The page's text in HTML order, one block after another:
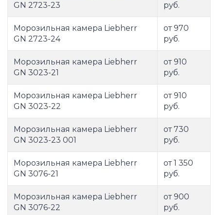
GN 2723-23
руб.
Морозильная камера Liebherr
GN 2723-24
от 970
руб.
Морозильная камера Liebherr
GN 3023-21
от 910
руб.
Морозильная камера Liebherr
GN 3023-22
от 910
руб.
Морозильная камера Liebherr
GN 3023-23 001
от 730
руб.
Морозильная камера Liebherr
GN 3076-21
от 1 350
руб.
Морозильная камера Liebherr
GN 3076-22
от 900
руб.